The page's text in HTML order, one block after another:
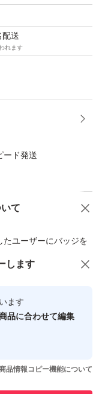
配送
れます
ード発送
て
ユーザーにバッジを
ユーザーです
せた実績があります
商品への質問
します
ます
品に合わせて編集
品情報コピー機能について